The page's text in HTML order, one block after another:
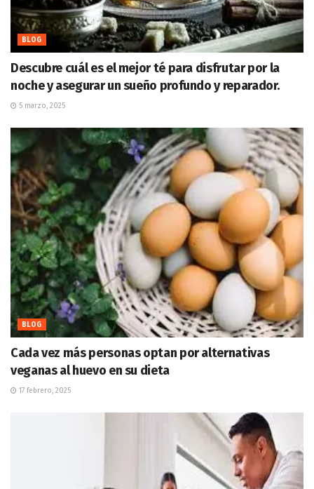
BLOG
Descubre cuál es el mejor té para disfrutar por la
noche y asegurar un sueño profundo y reparador.
5 marzo, 2025
BLOG
Cada vez más personas optan por alternativas
veganas al huevo en su dieta
17 febrero, 2025